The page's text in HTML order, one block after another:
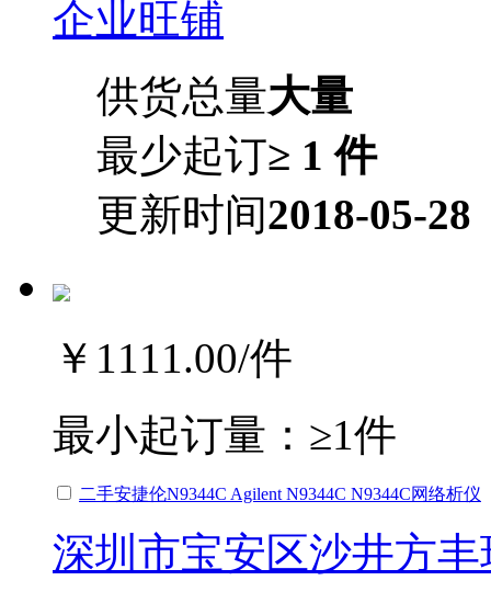
企业旺铺
供货总量大量
最少起订≥ 1 件
更新时间2018-05-28
￥1111.00/件
最小起订量： ≥1件
二手安捷伦N9344C Agilent N9344C N9344C网络析仪
深圳市宝安区沙井方